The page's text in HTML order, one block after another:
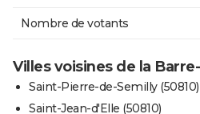
Nombre de votants
Villes voisines de la
Saint-Pierre-de-Semilly (50810)
Saint-Jean-d'Elle (50810)